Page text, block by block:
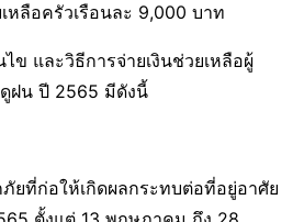
หลือครัวเรือนละ 9,000 บาท
ข และวิธีการจ่ายเงินช่วยเหลือผู้
ฝน ปี 2565 มีดังนี้
ยที่ก่อให้เกิดผลกระทบต่อที่อยู่อาศัย